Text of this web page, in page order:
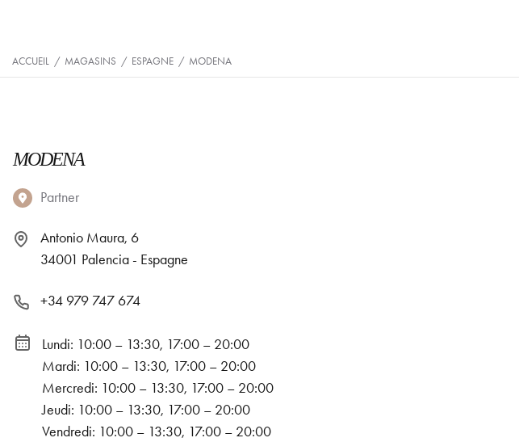
ACCUEIL / MAGASINS / ESPAGNE / MODENA
MODENA
Partner
Antonio Maura, 6
34001 Palencia - Espagne
+34 979 747 674
Lundi: 10:00 – 13:30, 17:00 – 20:00
Mardi: 10:00 – 13:30, 17:00 – 20:00
Mercredi: 10:00 – 13:30, 17:00 – 20:00
Jeudi: 10:00 – 13:30, 17:00 – 20:00
Vendredi: 10:00 – 13:30, 17:00 – 20:00